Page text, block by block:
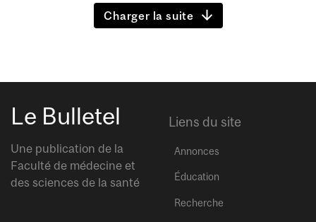
Charger la suite
Le Bulletel
Une publication de la
Faculté de médecine et
des sciences de la santé
Liens du site
Annonces
Éducation
Recherche